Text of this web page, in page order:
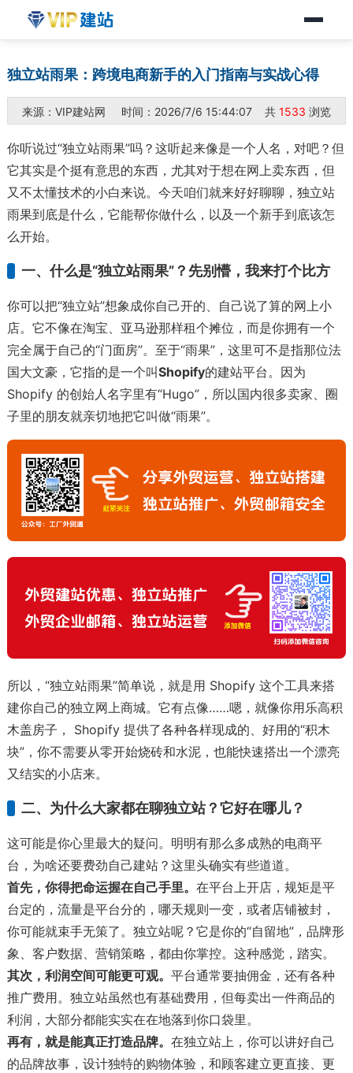
独立站雨果：跨境电商新手的入门指南与实战心得
来源：VIP建站网 时间：2026/7/6 15:44:07 共 1533 浏览
你听说过“独立站雨果”吗？这听起来像是一个人名，对吧？但
它其实是个挺有意思的东西，尤其对于想在网上卖东西，但
又不太懂技术的小白来说。今天咱们就来好好聊聊，独立站
雨果到底是什么，它能帮你做什么，以及一个新手到底该怎
么开始。
一、什么是“独立站雨果”？先别懵，我来打个比方
你可以把“独立站”想象成你自己开的、自己说了算的网上小
店。它不像在淘宝、亚马逊那样租个摊位，而是你拥有一个
完全属于自己的“门面房”。至于“雨果”，这里可不是指那位法
国大文豪，它指的是一个叫Shopify的建站平台。因为
Shopify 的创始人名字里有“Hugo”，所以国内很多卖家、圈
子里的朋友就亲切地把它叫做“雨果”。
所以，“独立站雨果”简单说，就是用 Shopify 这个工具来搭
建你自己的独立网上商城。它有点像……嗯，就像你用乐高积
木盖房子， Shopify 提供了各种各样现成的、好用的“积木
块”，你不需要从零开始烧砖和水泥，也能快速搭出一个漂亮
又结实的小店来。
二、为什么大家都在聊独立站？它好在哪儿？
这可能是你心里最大的疑问。明明有那么多成熟的电商平
台，为啥还要费劲自己建站？这里头确实有些道道。
首先，你得把命运握在自己手里。 在平台上开店，规矩是平
台定的，流量是平台分的，哪天规则一变，或者店铺被封，
你可能就束手无策了。独立站呢？它是你的“自留地”，品牌形
象、客户数据、营销策略，都由你掌控。这种感觉，踏实。
其次，利润空间可能更可观。 平台通常要抽佣金，还有各种
推广费用。独立站虽然也有基础费用，但每卖出一件商品的
利润，大部分都能实实在在地落到你口袋里。
再有，就是能真正打造品牌。 在独立站上，你可以讲好自己
的品牌故事，设计独特的购物体验，和顾客建立更直接、更